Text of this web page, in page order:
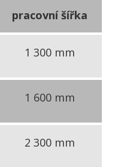
pracovní šířka
1 300 mm
1 600 mm
2 300 mm